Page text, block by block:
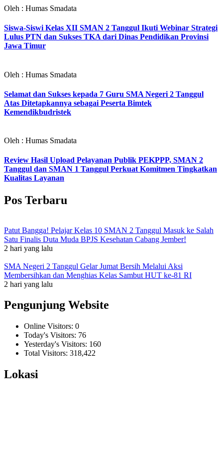
Oleh : Humas Smadata
Siswa-Siswi Kelas XII SMAN 2 Tanggul Ikuti Webinar Strategi
Lulus PTN dan Sukses TKA dari Dinas Pendidikan Provinsi
Jawa Timur
Oleh : Humas Smadata
Selamat dan Sukses kepada 7 Guru SMA Negeri 2 Tanggul
Atas Ditetapkannya sebagai Peserta Bimtek
Kemendikbudristek
Oleh : Humas Smadata
Review Hasil Upload Pelayanan Publik PEKPPP, SMAN 2
Tanggul dan SMAN 1 Tanggul Perkuat Komitmen Tingkatkan
Kualitas Layanan
Pos Terbaru
Patut Bangga! Pelajar Kelas 10 SMAN 2 Tanggul Masuk ke Salah
Satu Finalis Duta Muda BPJS Kesehatan Cabang Jember!
2 hari yang lalu
SMA Negeri 2 Tanggul Gelar Jumat Bersih Melalui Aksi
Membersihkan dan Menghias Kelas Sambut HUT ke-81 RI
2 hari yang lalu
Pengunjung Website
Online Visitors: 0
Today's Visitors: 76
Yesterday's Visitors: 160
Total Visitors: 318,422
Lokasi